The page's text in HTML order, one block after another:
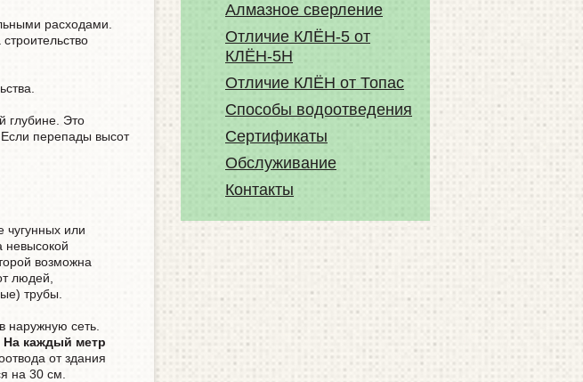
расходами.
глубине. Это
Если перепады высот
чугунных или
невысокой
возможна
людей,
трубы.
наружную сеть.
На каждый метр
от здания
на 30 см.
Алмазное сверление
Отличие КЛЁН-5 от
КЛЁН-5Н
Отличие КЛЁН от Топас
Способы водоотведения
Сертификаты
Обслуживание
Контакты